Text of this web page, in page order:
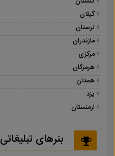
گیلان
لرستان
مازندران
مرکزی
هرمزگان
همدان
یزد
ارمنستان
بنرهای تبلیغاتی